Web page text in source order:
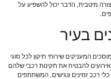
מיטבית, הדבר יכול להשפיע על
בעיר
המעניקים שירותי תיקון לכל סוגי
להבטיח את תקינות רכבי שלהם
רכב זמינים ונגישים, המשתתפים